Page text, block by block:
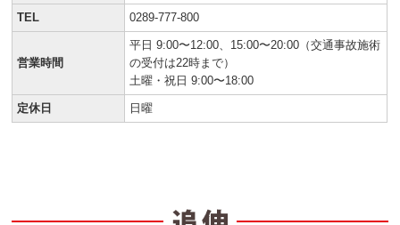
TEL 0289-777-800
営業時間
平日 9:00〜12:00、15:00〜20:00（交通事故施術
の受付は22時まで）
土曜・祝日 9:00〜18:00
定休日 日曜